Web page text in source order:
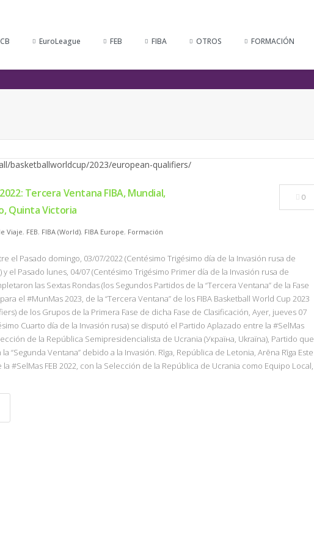
EuroLeague FEB FIBA OTROS FORMACIÓN
Tercera Ventana FIBA, Mundial,
Quinta Victoria
Viaje, FEB, FIBA (World), FIBA Europe, Formación
0
el Pasado domingo, 03/07/2022 (Centésimo Trigésimo día de la Invasión rusa de
y el Pasado lunes, 04/07 (Centésimo Trigésimo Primer día de la Invasión rusa de
las Sextas Rondas (los Segundos Partidos de la “Tercera Ventana” de la Fase
el #MunMas 2023, de la “Tercera Ventana” de los FIBA Basketball World Cup 2023
de los Grupos de la Primera Fase de dicha Fase de Clasificación, Ayer, jueves 07
Cuarto día de la Invasión rusa) se disputó el Partido Aplazado entre la #SelMas
de la República Semipresidencialista de Ucrania (Україна, Ukraïna), Partido que
“Segunda Ventana” debido a la Invasión. Rīga, República de Letonia, Arēna Rīga Este
#SelMas FEB 2022, con la Selección de la República de Ucrania como Equipo Local,